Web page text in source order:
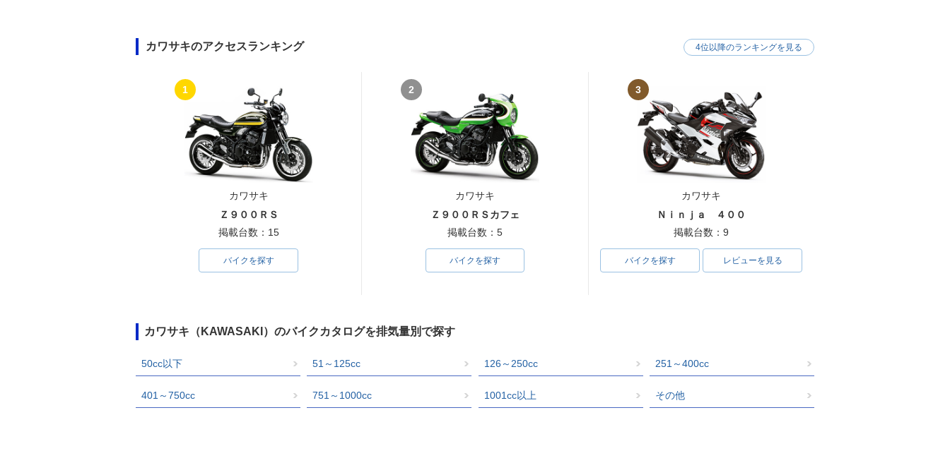
カワサキのアクセスランキング
1
カワサキ
Ｚ９００ＲＳ
掲載台数：15
バイクを探す
2
カワサキ
Ｚ９００ＲＳカフェ
掲載台数：5
バイクを探す
3
カワサキ
Ｎｉｎｊａ ４００
掲載台数：9
バイクを探す レビューを見る
4位以降のランキングを見る
カワサキ（KAWASAKI）のバイクカタログを排気量別で探す
50cc以下 51～125cc 126～250cc 251～400cc
401～750cc 751～1000cc 1001cc以上 その他